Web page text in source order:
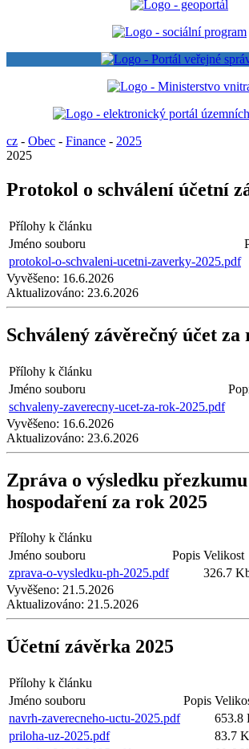
cz - Obec - Finance - 2025
2025
Protokol o schválení účetní
Přílohy k článku
Jméno souboru
protokol-o-schvaleni-ucetni-zaverky-2025.pdf
Vyvěšeno: 16.6.2026
Aktualizováno: 23.6.2026
Schválený závěrečný účet za
Přílohy k článku
Jméno souboru
schvaleny-zaverecny-ucet-za-rok-2025.pdf
Vyvěšeno: 16.6.2026
Aktualizováno: 23.6.2026
Zpráva o výsledku přezkumu
hospodaření za rok 2025
Přílohy k článku
Jméno souboru
Popis Velikost
zprava-o-vysledku-ph-2025.pdf
326.7
Vyvěšeno: 21.5.2026
Aktualizováno: 21.5.2026
Účetní závěrka 2025
Přílohy k článku
Jméno souboru
Popis
navrh-zaverecneho-uctu-2025.pdf
653.8
priloha-uz-2025.pdf
83.7